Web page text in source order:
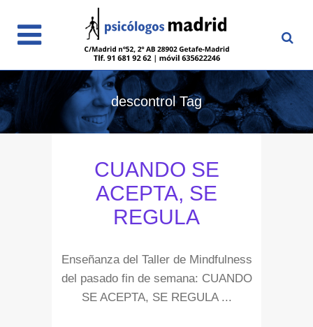
descontrol Tag
CUANDO SE
ACEPTA, SE
REGULA
Enseñanza del Taller de Mindfulness
del pasado fin de semana: CUANDO
SE ACEPTA, SE REGULA ...